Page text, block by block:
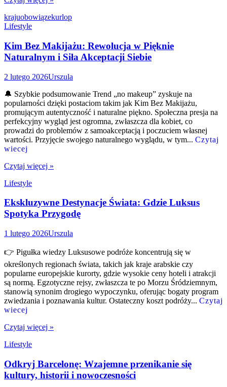
krajuobowiązekurlop
Lifestyle
Kim Bez Makijażu: Rewolucja w Pięknie
Naturalnym i Siła Akceptacji Siebie
2 lutego 2026Urszula
🔔 Szybkie podsumowanie Trend „no makeup” zyskuje na
popularności dzięki postaciom takim jak Kim Bez Makijażu,
promującym autentyczność i naturalne piękno. Społeczna presja na
perfekcyjny wygląd jest ogromna, zwłaszcza dla kobiet, co
prowadzi do problemów z samoakceptacją i poczuciem własnej
wartości. Przyjęcie swojego naturalnego wyglądu, w tym... Czytaj
wiecej
Czytaj więcej »
Lifestyle
Ekskluzywne Destynacje Świata: Gdzie Luksus
Spotyka Przygodę
1 lutego 2026Urszula
👉 Pigułka wiedzy Luksusowe podróże koncentrują się w
określonych regionach świata, takich jak kraje arabskie czy
popularne europejskie kurorty, gdzie wysokie ceny hoteli i atrakcji
są normą. Egzotyczne rejsy, zwłaszcza te po Morzu Śródziemnym,
stanowią synonim drogiego wypoczynku, oferując bogaty program
zwiedzania i poznawania kultur. Ostateczny koszt podróży... Czytaj
wiecej
Czytaj więcej »
Lifestyle
Odkryj Barcelonę: Wzajemne przenikanie się
kultury, historii i nowoczesności